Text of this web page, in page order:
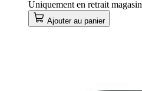
Uniquement en retrait magasin
Ajouter au panier